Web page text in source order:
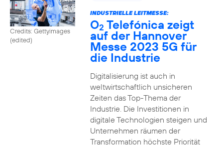
Credits: Gettyimages
(edited)
INDUSTRIELLE LEITMESSE:
O2 Telefónica zeigt
auf der Hannover
Messe 2023 5G für
die Industrie
Digitalisierung ist auch in
weltwirtschaftlich unsicheren
Zeiten das Top-Thema der
Industrie. Die Investitionen in
digitale Technologien steigen und
Unternehmen räumen der
Transformation höchste Priorität